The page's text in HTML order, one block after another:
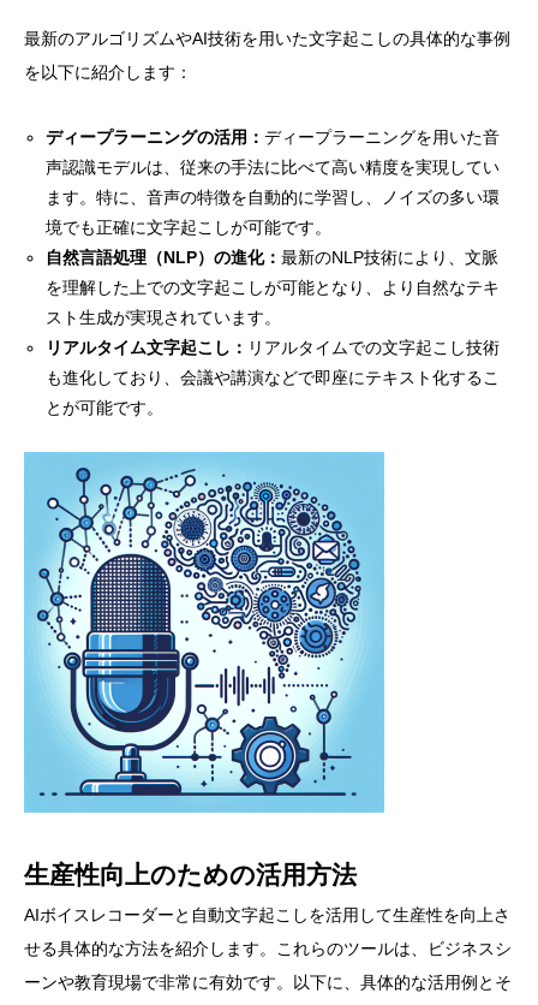
最新のアルゴリズムやAI技術を用いた文字起こしの具体的な事例
を以下に紹介します：
ディープラーニングの活用：ディープラーニングを用いた音
声認識モデルは、従来の手法に比べて高い精度を実現してい
ます。特に、音声の特徴を自動的に学習し、ノイズの多い環
境でも正確に文字起こしが可能です。
自然言語処理（NLP）の進化：最新のNLP技術により、文脈
を理解した上での文字起こしが可能となり、より自然なテキ
スト生成が実現されています。
リアルタイム文字起こし： リアルタイムでの文字起こし技術
も進化しており、会議や講演などで即座にテキスト化するこ
とが可能です。
生産性向上のための活用方法
AIボイスレコーダーと自動文字起こしを活用して生産性を向上さ
せる具体的な方法を紹介します。これらのツールは、ビジネスシ
ーンや教育現場で非常に有効です。以下に、具体的な活用例とそ